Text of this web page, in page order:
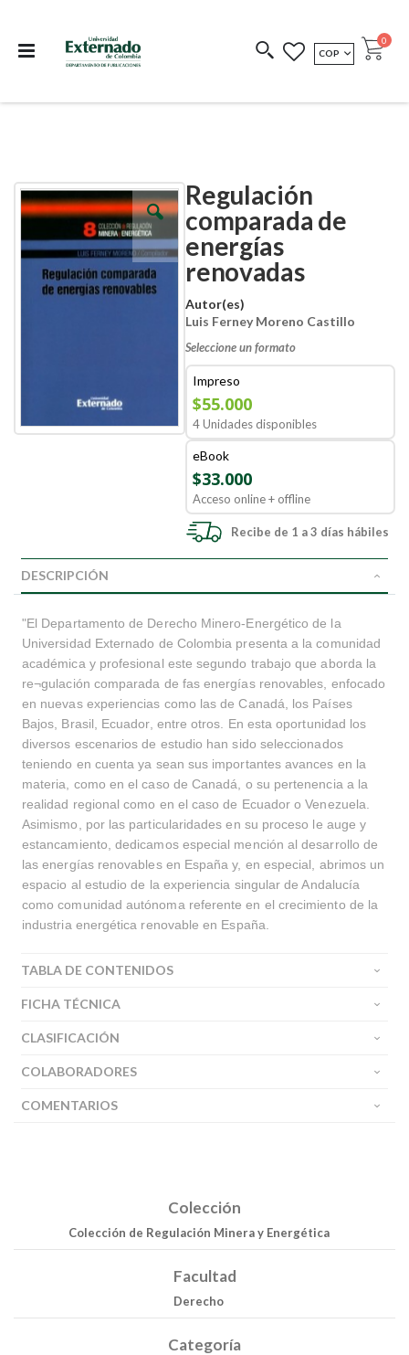
COEDICIONES REDIMIR CÓDIGO
MONEDA
COP Cart
0
Regulación
comparada de
energías
renovadas
Autor(es)
Luis Ferney Moreno Castillo
Seleccione un formato
Impreso
$55.000
4 Unidades disponibles
eBook
$33.000
Acceso online + offline
Recibe de 1 a 3 días hábiles
Skip
to
the
end
of
images
Skip
to
the
beginning
of
images
DESCRIPCIÓN
"El Departamento de Derecho Minero-Energético de la
Universidad Externado de Colombia presenta a la comunidad
académica y profesional este segundo trabajo que aborda la
re¬gulación comparada de fas energías renovables, enfocado
en nuevas experiencias como las de Canadá, los Países
Bajos, Brasil, Ecuador, entre otros. En esta oportunidad los
diversos escenarios de estudio han sido seleccionados
teniendo en cuenta ya sean sus importantes avances en la
materia, como en el caso de Canadá, o su pertenencia a la
realidad regional como en el caso de Ecuador o Venezuela.
Asimismo, por las particularidades en su proceso le auge y
estancamiento, dedicamos especial mención al desarrollo de
las energías renovables en España y, en especial, abrimos un
espacio al estudio de la experiencia singular de Andalucía
como comunidad autónoma referente en el crecimiento de la
industria energética renovable en España.
TABLA DE CONTENIDOS
FICHA TÉCNICA
CLASIFICACIÓN
COLABORADORES
COMENTARIOS
Colección
Colección de Regulación Minera y Energética
Facultad
Derecho
Categoría